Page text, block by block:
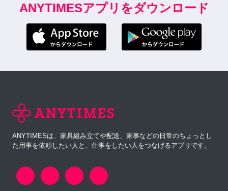
ANYTIMESアプリをダウンロード
ANYTIMESは、家具組み立てや配送、家事などの日常のちょっとし
た用事を依頼したい人と、仕事をしたい人をつなげるアプリです。